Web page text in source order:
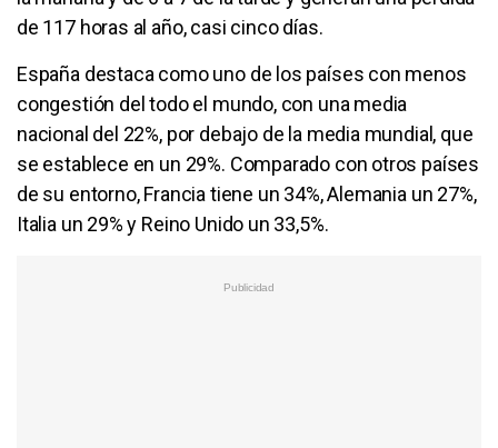
de 117 horas al año, casi cinco días.
España destaca como uno de los países con menos
congestión del todo el mundo, con una media
nacional del 22%, por debajo de la media mundial, que
se establece en un 29%. Comparado con otros países
de su entorno, Francia tiene un 34%, Alemania un 27%,
Italia un 29% y Reino Unido un 33,5%.